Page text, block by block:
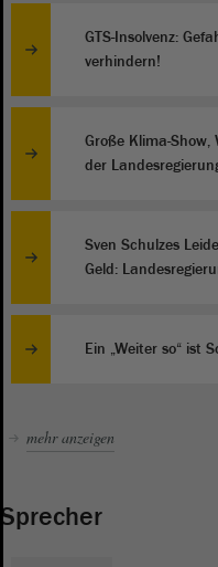
GTS-Insolvenz:
verhindern!
Große Klima-
der
Sven Schulzes
Geld:
Ein „Weiter so“ ist
mehr anzeigen
Sprecher